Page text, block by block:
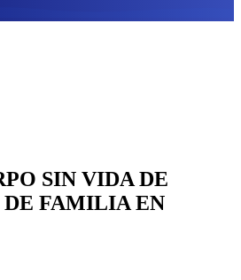
SIN VIDA DE
DE FAMILIA EN